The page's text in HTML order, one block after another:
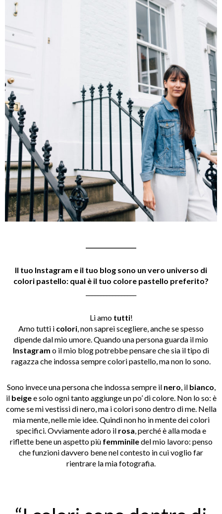
Il tuo Instagram e il tuo blog sono un vero universo di
colori pastello: qual è il tuo colore pastello preferito?
Li amo tutti!
Amo tutti i colori , non saprei scegliere, anche se spesso
dipende dal mio umore. Quando una persona guarda il mio
Instagram o il mio blog potrebbe pensare che sia il tipo di
ragazza che indossa sempre colori pastello, ma non lo sono.
Sono invece una persona che indossa sempre ilnero , il bianco
il beigee solo ogni tanto aggiunge un po’ di colore. Non lo so: è
come se mi vestissi di nero, ma i colori sono dentro di me. Nella
mia mente, nelle mie idee. Quindi non ho in mente dei colori
specifici. Ovviamente adoro il rosa , perché è alla moda e
riflette bene un aspetto più femminiledel mio lavoro: penso
che funzioni davvero bene nel contesto in cui voglio far
rientrare la mia fotografia.